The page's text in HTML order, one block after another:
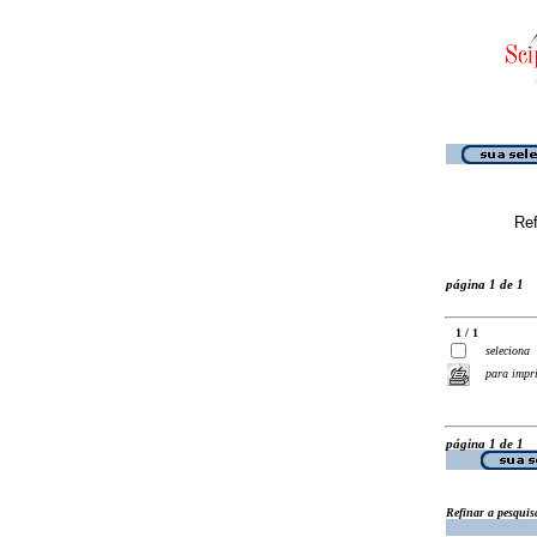
página 1 de 1
1 / 1
seleciona
para
página 1 de 1
Refinar a